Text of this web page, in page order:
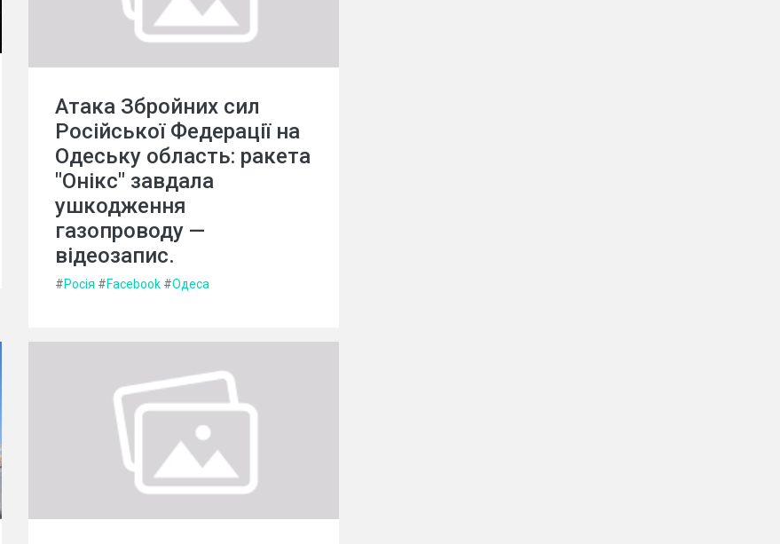
Атака Збройних сил
Російської Федерації на
Одеську область: ракета
"Онікс" завдала
ушкодження
газопроводу —
відеозапис.
#Росія #Facebook #Одеса